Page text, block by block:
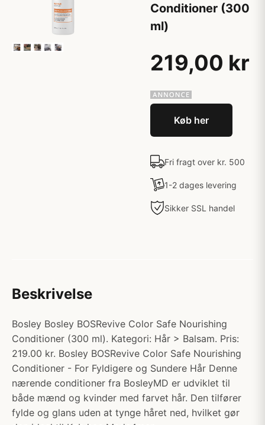
Conditioner (300
ml)
219,00 kr
Køb her
Fri fragt over kr. 500
1-2 dages levering
Sikker SSL handel
Beskrivelse
Bosley Bosley BOSRevive Color Safe Nourishing
Conditioner (300 ml). Kategori: Hår > Balsam. Pris:
219.00 kr. Bosley BOSRevive Color Safe Nourishing
Conditioner - For Fyldigere og Sundere Hår Denne
nærende conditioner fra BosleyMD er udviklet til
både mænd og kvinder med farvet hår. Den tilfører
fylde og glans uden at tynge håret ned, hvilket gør